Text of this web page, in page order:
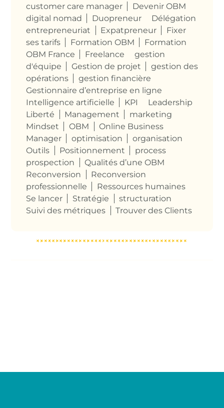
customer care manager
Devenir OBM
digital nomad
Duopreneur
Délégation
entrepreneuriat
Expatpreneur
Fixer
ses tarifs
Formation OBM
Formation
OBM France
Freelance
gestion
d'équipe
Gestion de projet
gestion des
opérations
gestion financière
Gestionnaire d’entreprise en ligne
Intelligence artificielle
KPI
Leadership
Liberté
Management
marketing
Mindset
OBM
Online Business
Manager
optimisation
organisation
Outils
Positionnement
process
prospection
Qualités d’une OBM
Reconversion
Reconversion
professionnelle
Ressources humaines
Se lancer
Stratégie
structuration
Suivi des métriques
Trouver des Clients